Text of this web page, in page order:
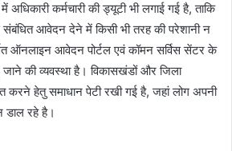
अधिकारी कर्मचारी की ड्यूटी भी लगाई गई है, ताकि
आवेदन देने में किसी भी तरह की परेशानी न
ऑनलाइन आवेदन पोर्टल एवं कॉमन सर्विस सेंटर के
जाने की व्यवस्था है। विकासखंडों और जिला
करने हेतु समाधान पेटी रखी गई है, जहां लोग अपनी
रहे है।